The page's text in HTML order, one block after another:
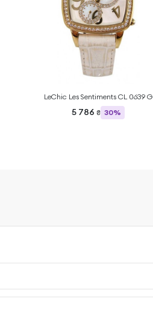
LeChic Les Sentiments CL 0639 G
5 786 ₴ 30%